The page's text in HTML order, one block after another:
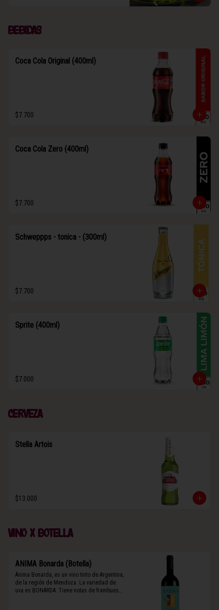
Bebidas
Coca Cola Original (400ml)
$7.700
Coca Cola Zero (400ml)
$7.700
Schweppps - tonica - (300ml)
$7.700
Sprite (400ml)
$7.000
Cerveza
Stella Artois
$13.000
Vino x botella
ANIMA Bonarda (Botella)
Ánima Bonarda, es un vino tinto de Argentina,
de la región de Mendoza. La variedad de
uva es BONARDA. Tiene notas de frambuesa